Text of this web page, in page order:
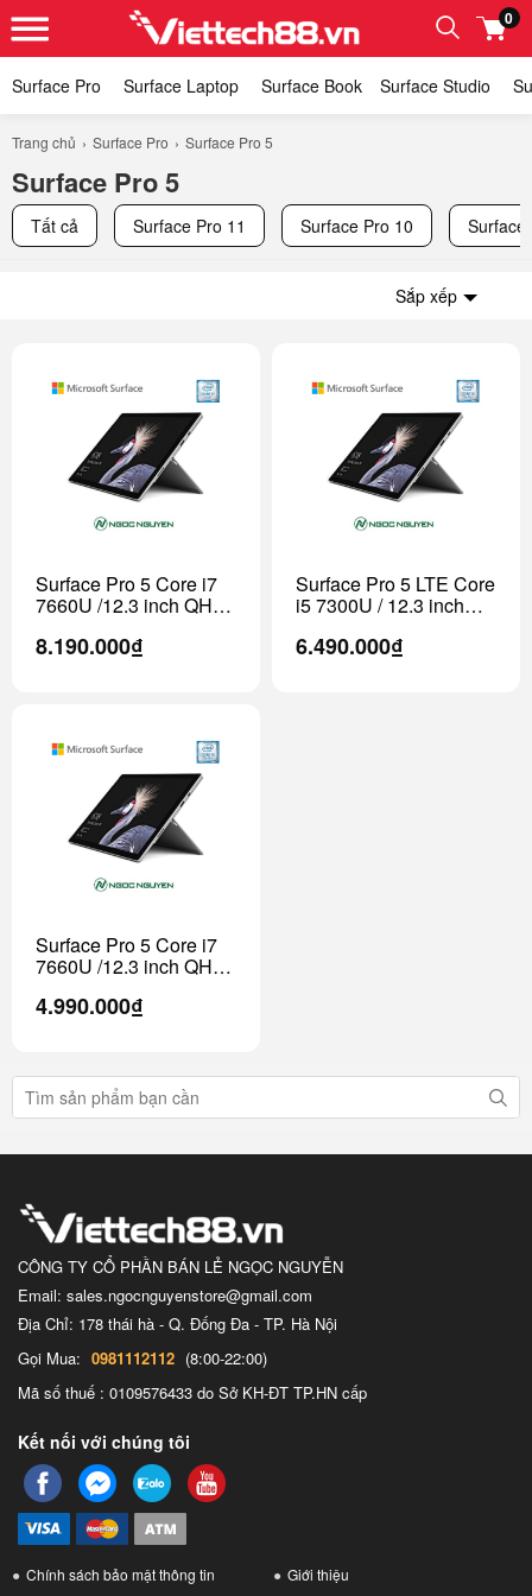
0
Surface Pro Surface Laptop Surface Book ​​Surface Studio
Trang chủ Surface Pro Surface Pro 5
Surface Pro 5
Tất cả Surface Pro 11 Surface Pro 10 Surface
Sắp xếp
Surface Pro 5 Core i7
7660U /12.3 inch QHD
8.190.000₫
Surface Pro 5 LTE Core
i5 7300U / 12.3 inch
6.490.000₫
Surface Pro 5 Core i7
7660U /12.3 inch QHD
4.990.000₫
CÔNG TY CỔ PHẦN BÁN LẺ NGỌC NGUYỄN
Email: sales.ngocnguyenstore@gmail.com
Địa Chỉ: 178 thái hà - Q. Đống Đa - TP. Hà Nội
Gọi Mua: 0981112112 (8:00-22:00)
Mã số thuế : 0109576433 do Sở KH-ĐT TP.HN cấp
Kết nối với chúng tôi
Chính sách bảo mật thông tin Giới thiệu